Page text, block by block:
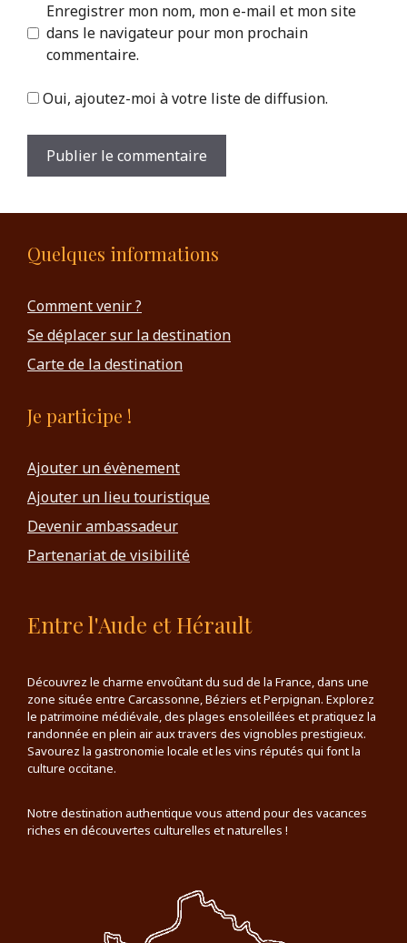
Enregistrer mon nom, mon e-mail et mon site
dans le navigateur pour mon prochain
commentaire.
Oui, ajoutez-moi à votre liste de diffusion.
Quelques informations
Comment venir ?
Se déplacer sur la destination
Carte de la destination
Je participe !
Ajouter un évènement
Ajouter un lieu touristique
Devenir ambassadeur
Partenariat de visibilité
Entre l'Aude et Hérault
Découvrez le charme envoûtant du sud de la France, dans une
zone située entre Carcassonne, Béziers et Perpignan. Explorez
le patrimoine médiévale, des plages ensoleillées et pratiquez la
randonnée en plein air aux travers des vignobles prestigieux.
Savourez la gastronomie locale et les vins réputés qui font la
culture occitane.
Notre destination authentique vous attend pour des vacances
riches en découvertes culturelles et naturelles !